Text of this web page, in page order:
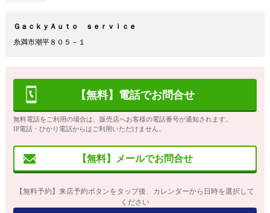
ＧａｃｋｙＡｕｔｏ ｓｅｒｖｉｃｅ
糸満市潮平８０５－１
【無料】電話でお問合せ
無料電話をご利用の場合は、販売店へお客様の電話番号が通知されます。
IP電話・ひかり電話からはご利用いただけません。
【無料】メールでお問合せ
【無料予約】来店予約ボタンをタップ後、カレンダーから日時を選択して
ください